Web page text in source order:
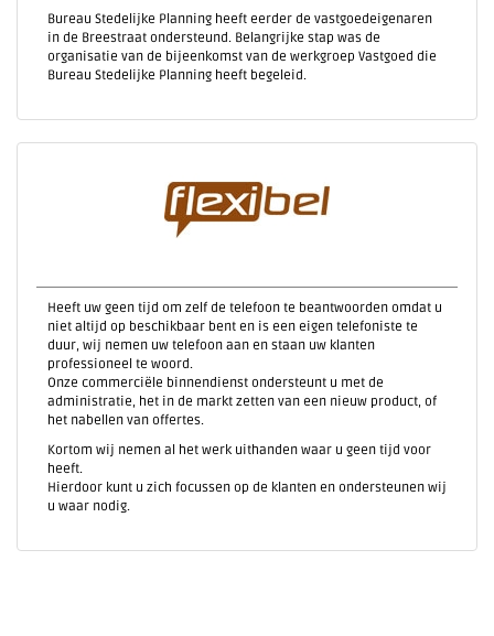
Bureau Stedelijke Planning heeft eerder de vastgoedeigenaren
in de Breestraat ondersteund. Belangrijke stap was de
organisatie van de bijeenkomst van de werkgroep Vastgoed die
Bureau Stedelijke Planning heeft begeleid.
Heeft uw geen tijd om zelf de telefoon te beantwoorden omdat u
niet altijd op beschikbaar bent en is een eigen telefoniste te
duur, wij nemen uw telefoon aan en staan uw klanten
professioneel te woord.
Onze commerciële binnendienst ondersteunt u met de
administratie, het in de markt zetten van een nieuw product, of
het nabellen van offertes.
Kortom wij nemen al het werk uithanden waar u geen tijd voor
heeft.
Hierdoor kunt u zich focussen op de klanten en ondersteunen wij
u waar nodig.